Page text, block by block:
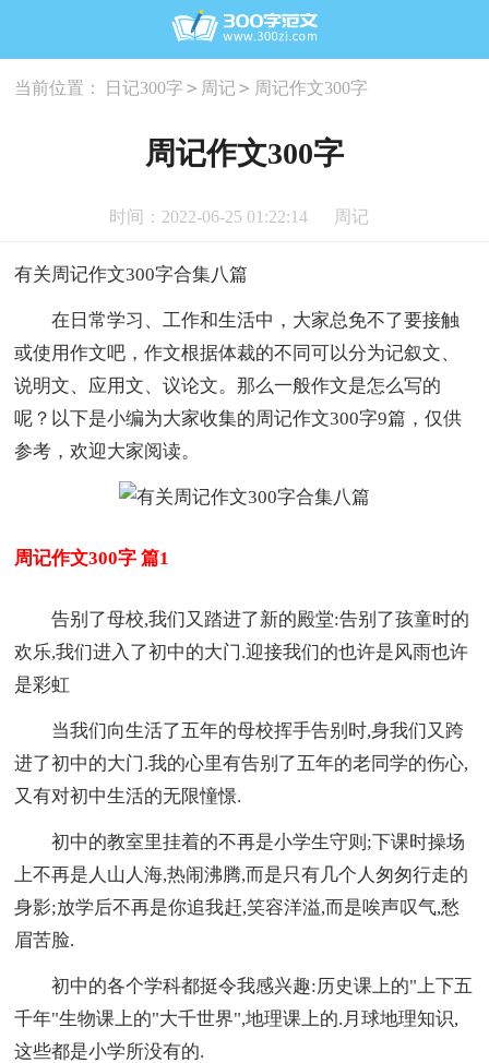
当前位置： 日记300字 > 周记 > 周记作文300字
周记作文300字
时间：2022-06-25 01:22:14 周记
有关周记作文300字合集八篇
在日常学习、工作和生活中，大家总免不了要接触
或使用作文吧，作文根据体裁的不同可以分为记叙文、
说明文、应用文、议论文。那么一般作文是怎么写的
呢？以下是小编为大家收集的周记作文300字9篇，仅供
参考，欢迎大家阅读。
周记作文300字 篇1
告别了母校,我们又踏进了新的殿堂:告别了孩童时的
欢乐,我们进入了初中的大门.迎接我们的也许是风雨也许
是彩虹
当我们向生活了五年的母校挥手告别时,身我们又跨
进了初中的大门.我的心里有告别了五年的老同学的伤心,
又有对初中生活的无限憧憬.
初中的教室里挂着的不再是小学生守则;下课时操场
上不再是人山人海,热闹沸腾,而是只有几个人匆匆行走的
身影;放学后不再是你追我赶,笑容洋溢,而是唉声叹气,愁
眉苦脸.
初中的各个学科都挺令我感兴趣:历史课上的"上下五
千年"生物课上的"大千世界",地理课上的.月球地理知识,
这些都是小学所没有的.